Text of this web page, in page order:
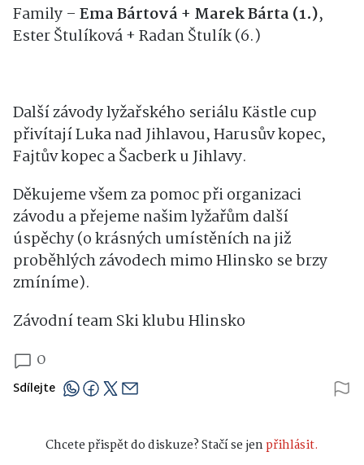
Family – Ema Bártová + Marek Bárta (1.),
Ester Štulíková + Radan Štulík (6.)
Další závody lyžařského seriálu Kästle cup
přivítají Luka nad Jihlavou, Harusův kopec,
Fajtův kopec a Šacberk u Jihlavy.
Děkujeme všem za pomoc při organizaci
závodu a přejeme našim lyžařům další
úspěchy (o krásných umístěních na již
proběhlých závodech mimo Hlinsko se brzy
zmíníme).
Závodní team Ski klubu Hlinsko
0
Sdílejte
Chcete přispět do diskuze? Stačí se jenpřihlásit.